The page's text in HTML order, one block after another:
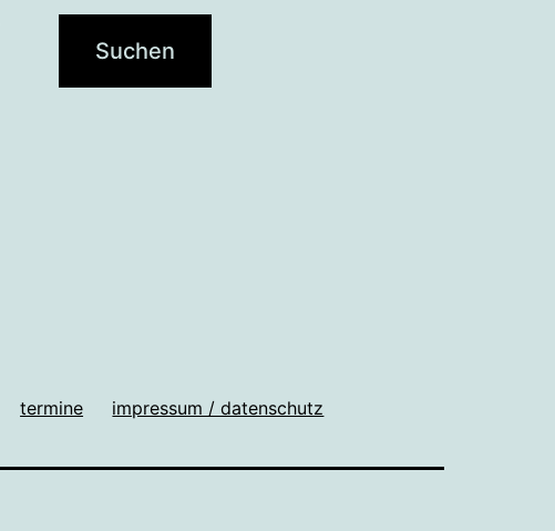
termine impressum / datenschutz